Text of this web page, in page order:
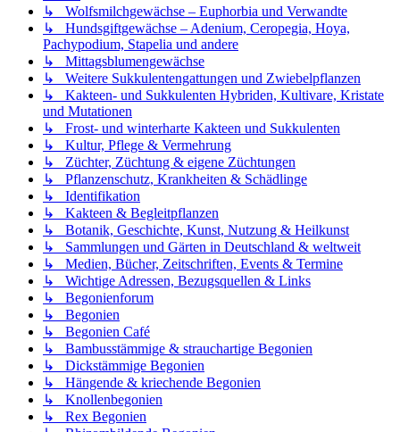
↳ Wolfsmilchgewächse – Euphorbia und Verwandte
↳ Hundsgiftgewächse – Adenium, Ceropegia, Hoya,
Pachypodium, Stapelia und andere
↳ Mittagsblumengewächse
↳ Weitere Sukkulentengattungen und Zwiebelpflanzen
↳ Kakteen- und Sukkulenten Hybriden, Kultivare, Kristate
und Mutationen
↳ Frost- und winterharte Kakteen und Sukkulenten
↳ Kultur, Pflege & Vermehrung
↳ Züchter, Züchtung & eigene Züchtungen
↳ Pflanzenschutz, Krankheiten & Schädlinge
↳ Identifikation
↳ Kakteen & Begleitpflanzen
↳ Botanik, Geschichte, Kunst, Nutzung & Heilkunst
↳ Sammlungen und Gärten in Deutschland & weltweit
↳ Medien, Bücher, Zeitschriften, Events & Termine
↳ Wichtige Adressen, Bezugsquellen & Links
↳ Begonienforum
↳ Begonien
↳ Begonien Café
↳ Bambusstämmige & strauchartige Begonien
↳ Dickstämmige Begonien
↳ Hängende & kriechende Begonien
↳ Knollenbegonien
↳ Rex Begonien